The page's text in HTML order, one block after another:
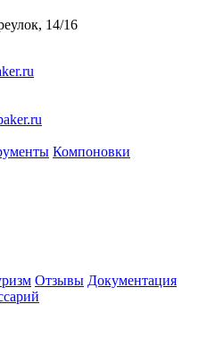
14/16
Компоновки
Отзывы Документация